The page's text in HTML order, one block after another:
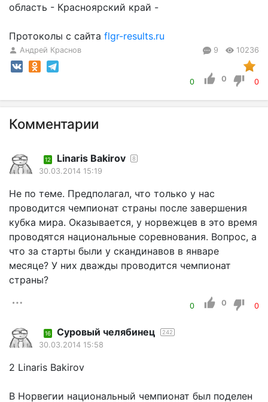
область - Красноярский край -
Протоколы с сайта flgr-results.ru
Андрей Краснов 9 10236
0 0 0
Комментарии
12 Linaris Bakirov 8
30.03.2014 15:19
Не по теме. Предполагал, что только у нас
проводится чемпионат страны после завершения
кубка мира. Оказывается, у норвежцев в это время
проводятся национальные соревнования. Вопрос, а
что за старты были у скандинавов в январе
месяце? У них дважды проводится чемпионат
страны?
0 0 0
16 Суровый челябинец 242
30.03.2014 15:58
2 Linaris Bakirov
В Норвегии национальный чемпионат был поделен